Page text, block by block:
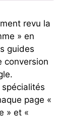
revu la
» en
guides
conversion
page «
» et «